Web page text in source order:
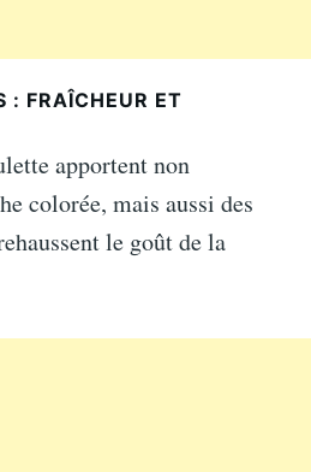
: FRAÎCHEUR ET
apportent non
colorée, mais aussi des
le goût de la